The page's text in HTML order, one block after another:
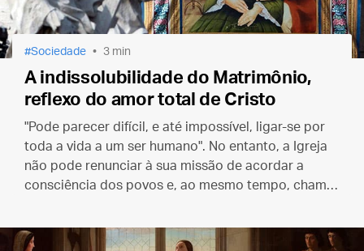
Sociedade 3 min
A indissolubilidade do Matrimônio,
reflexo do amor total de Cristo
"Pode parecer difícil, e até impossível, ligar-se por
toda a vida a um ser humano". No entanto, a Igreja
não pode renunciar à sua missão de acordar a
consciência dos povos e, ao mesmo tempo, chamar